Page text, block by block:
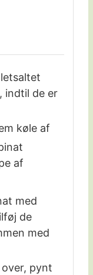
indtil de er
køle af
af
med
de
med
pynt